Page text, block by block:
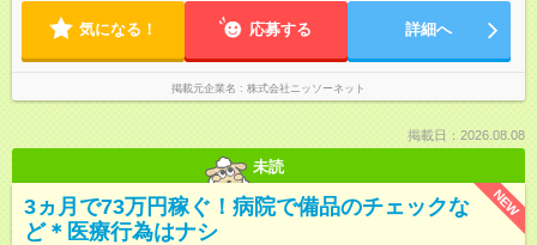
気になる！ 応募する 詳細へ
掲載元企業名 株式会社ニッソーネット
掲載日：2026.08.08
未読
NEW
3ヵ月で73万円稼ぐ！病院で備品のチェックな
ど＊医療行為はナシ